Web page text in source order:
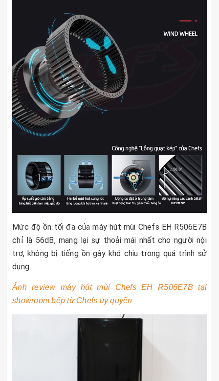
Mức độ ồn tối đa của máy hút mùi Chefs EH R506E7B
chỉ là 56dB, mang lại sự thoải mái nhất cho người nội
trợ, không bị tiếng ồn gây khó chịu trong quá trình sử
dụng.
Ảnh review máy hút mùi Chefs EH R506E7B tại
showroom bếp từ Chefs ủy quyền